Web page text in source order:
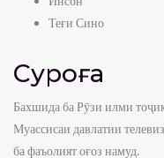
Теғи Сино
Суроға
Бахшида ба Рӯзи илми
Муассисаи давлатии
ба фаъолият оғоз намуд.